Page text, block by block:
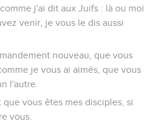
j'ai dit aux Juifs : là ou moi
venir, je vous le dis aussi
nouveau, que vous
je vous ai aimés, que vous
l'autre.
vous êtes mes disciples, si
vous.